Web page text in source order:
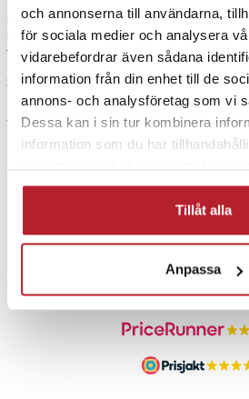
och annonserna till användarna,
för sociala medier och analysera
vidarebefordrar även sådana
information från din enhet till de
annons- och analysföretag som vi
Dessa kan i sin tur kombinera
information som du har
Tillåt alla
Anpassa
DeeDee gav toppbetyg🍀
Hon väljer denna hundarna,före sina andra
toppenbetyg;-)
3 år sedan
Visa fler recensioner
PRISGARANTI